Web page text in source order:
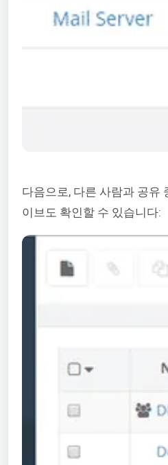
다음으로, 다른 사람과 공유
이브도 확인할 수 있습니다: